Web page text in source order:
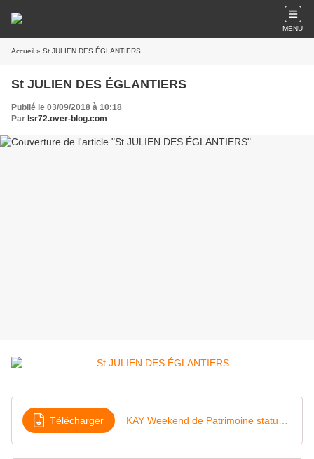
MENU
Accueil » St JULIEN DES ÉGLANTIERS
St JULIEN DES ÉGLANTIERS
Publié le 03/09/2018 à 10:18
Par lsr72.over-blog.com
Télécharger